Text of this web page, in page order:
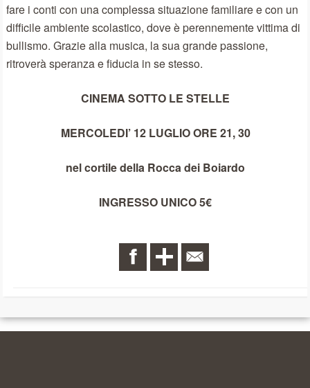
fare i conti con una complessa situazione familiare e con un
difficile ambiente scolastico, dove è perennemente vittima di
bullismo. Grazie alla musica, la sua grande passione,
ritroverà speranza e fiducia in se stesso.
CINEMA SOTTO LE STELLE
MERCOLEDI’ 12 LUGLIO ORE 21, 30
nel cortile della Rocca dei Boiardo
INGRESSO UNICO 5€